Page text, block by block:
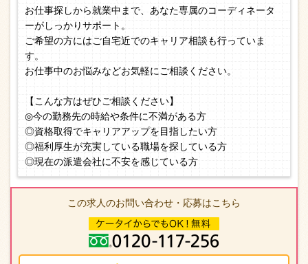
お仕事探しから就業中まで、あなた専属のコーディネータ
ーがしっかりサポート。
ご希望の方にはご自宅近でのキャリア相談も行っていま
す。
お仕事中のお悩みなどお気軽にご相談ください。
【こんな方はぜひご相談ください】
◎今の勤務先の時給や条件に不満がある方
◎資格取得でキャリアアップを目指したい方
◎福利厚生が充実している職場を探している方
◎現在の派遣会社に不安を感じている方
この求人のお問い合わせ・応募はこちら